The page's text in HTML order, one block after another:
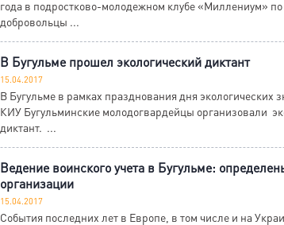
года в подростково-молодежном клубе «Миллениум»
добровольцы ...
В Бугульме прошел экологический диктант
15.04.2017
В Бугульме в рамках празднования дня экологических
КИУ Бугульминские молодогвардейцы организовали
диктант. ...
Ведение воинского учета в Бугульме:
организации
15.04.2017
События последних лет в Европе, в том числе и на